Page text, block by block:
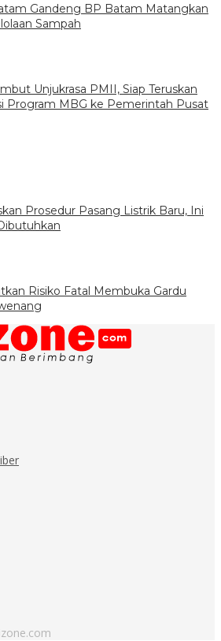
Gandeng BP Batam Matangkan
Sampah
Unjukrasa PMII, Siap Teruskan
Program MBG ke Pemerintah Pusat
Prosedur Pasang Listrik Baru, Ini
Risiko Fatal Membuka Gardu